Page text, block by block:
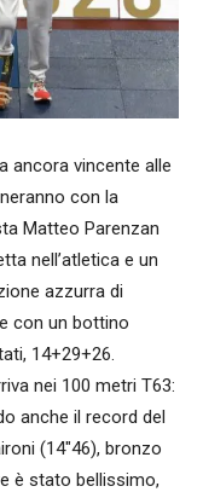
ancora vincente alle
con la
Matteo Parenzan
nell’atletica e un
azzurra di
con un bottino
14+29+26.
nei 100 metri T63:
anche il record del
(14″46), bronzo
è stato bellissimo,